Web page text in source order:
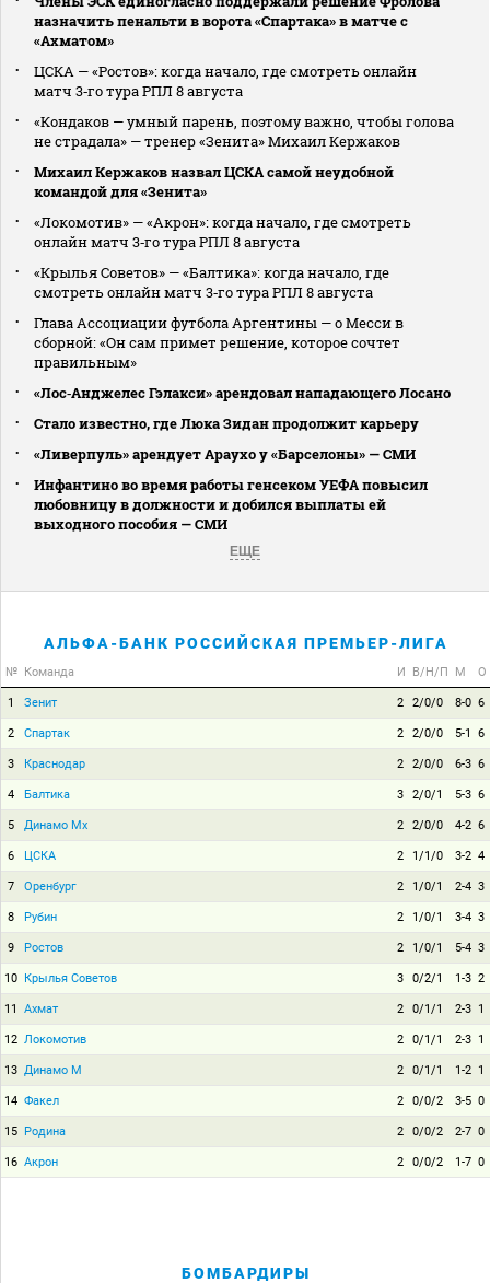
назначить пенальти в ворота «Спартака» в матче с
«Ахматом»
ЦСКА — «Ростов»: когда начало, где смотреть онлайн
матч 3‑го тура РПЛ 8 августа
«Кондаков — умный парень, поэтому важно, чтобы голова
не страдала» — тренер «Зенита» Михаил Кержаков
Михаил Кержаков назвал ЦСКА самой неудобной
командой для «Зенита»
«Локомотив» — «Акрон»: когда начало, где смотреть
онлайн матч 3‑го тура РПЛ 8 августа
«Крылья Советов» — «Балтика»: когда начало, где
смотреть онлайн матч 3‑го тура РПЛ 8 августа
Глава Ассоциации футбола Аргентины — о Месси в
сборной: «Он сам примет решение, которое сочтет
правильным»
«Лос‑Анджелес Гэлакси» арендовал нападающего Лосано
Стало известно, где Люка Зидан продолжит карьеру
«Ливерпуль» арендует Араухо у «Барселоны» — СМИ
Инфантино во время работы генсеком УЕФА повысил
любовницу в должности и добился выплаты ей
выходного пособия — СМИ
ЕЩЕ
АЛЬФА-БАНК РОССИЙСКАЯ ПРЕМЬЕР-ЛИГА
№ Команда И В/Н/П М О
1 Зенит 2 2/0/0 8-0 6
2 Спартак 2 2/0/0 5-1 6
3 Краснодар 2 2/0/0 6-3 6
4 Балтика 3 2/0/1 5-3 6
5 Динамо Мх 2 2/0/0 4-2 6
6 ЦСКА 2 1/1/0 3-2 4
7 Оренбург 2 1/0/1 2-4 3
8 Рубин 2 1/0/1 3-4 3
9 Ростов 2 1/0/1 5-4 3
10 Крылья Советов 3 0/2/1 1-3 2
11 Ахмат 2 0/1/1 2-3 1
12 Локомотив 2 0/1/1 2-3 1
13 Динамо М 2 0/1/1 1-2 1
14 Факел 2 0/0/2 3-5 0
15 Родина 2 0/0/2 2-7 0
16 Акрон 2 0/0/2 1-7 0
БОМБАРДИРЫ